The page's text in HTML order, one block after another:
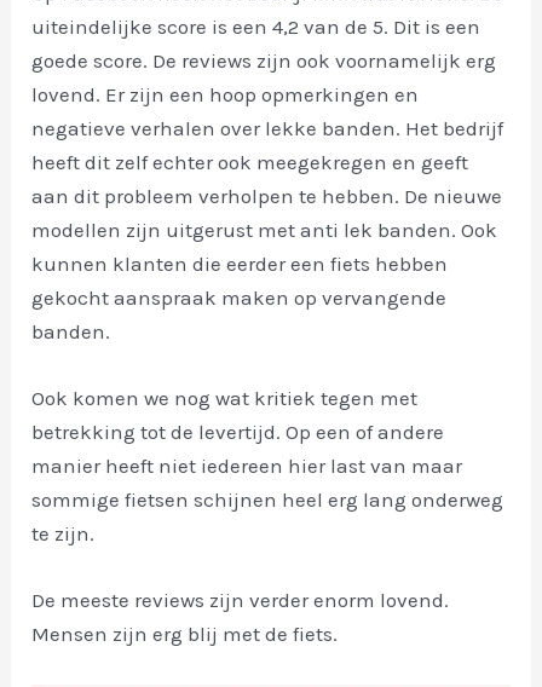
uiteindelijke score is een 4,2 van de 5. Dit is een
goede score. De reviews zijn ook voornamelijk erg
lovend. Er zijn een hoop opmerkingen en
negatieve verhalen over lekke banden. Het bedrijf
heeft dit zelf echter ook meegekregen en geeft
aan dit probleem verholpen te hebben. De nieuwe
modellen zijn uitgerust met anti lek banden. Ook
kunnen klanten die eerder een fiets hebben
gekocht aanspraak maken op vervangende
banden.
Ook komen we nog wat kritiek tegen met
betrekking tot de levertijd. Op een of andere
manier heeft niet iedereen hier last van maar
sommige fietsen schijnen heel erg lang onderweg
te zijn.
De meeste reviews zijn verder enorm lovend.
Mensen zijn erg blij met de fiets.